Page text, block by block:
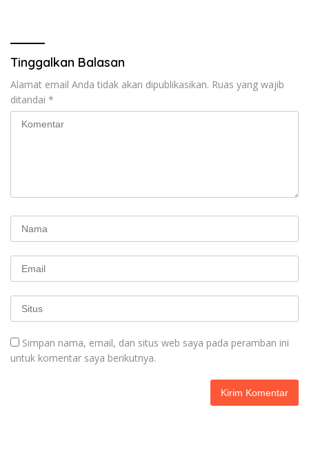
Tinggalkan Balasan
Alamat email Anda tidak akan dipublikasikan. Ruas yang wajib
ditandai *
Simpan nama, email, dan situs web saya pada peramban ini
untuk komentar saya berikutnya.